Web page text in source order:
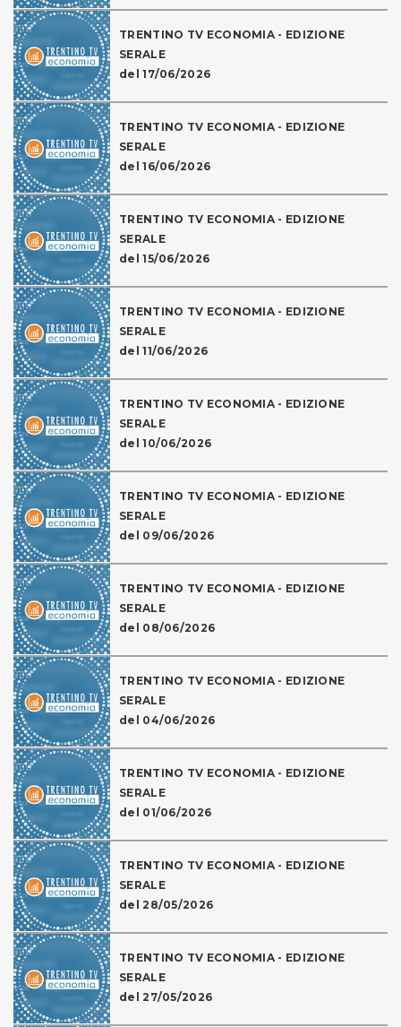
TRENTINO TV ECONOMIA - EDIZIONE
SERALE
del 17/06/2026
TRENTINO TV ECONOMIA - EDIZIONE
SERALE
del 16/06/2026
TRENTINO TV ECONOMIA - EDIZIONE
SERALE
del 15/06/2026
TRENTINO TV ECONOMIA - EDIZIONE
SERALE
del 11/06/2026
TRENTINO TV ECONOMIA - EDIZIONE
SERALE
del 10/06/2026
TRENTINO TV ECONOMIA - EDIZIONE
SERALE
del 09/06/2026
TRENTINO TV ECONOMIA - EDIZIONE
SERALE
del 08/06/2026
TRENTINO TV ECONOMIA - EDIZIONE
SERALE
del 04/06/2026
TRENTINO TV ECONOMIA - EDIZIONE
SERALE
del 01/06/2026
TRENTINO TV ECONOMIA - EDIZIONE
SERALE
del 28/05/2026
TRENTINO TV ECONOMIA - EDIZIONE
SERALE
del 27/05/2026